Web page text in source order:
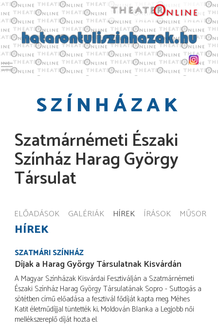
Toggle main menu visibility
SZÍNHÁZAK
Szatmárnémeti Északi
Színház Harag György
Társulat
ELŐADÁSOK GALÉRIÁK HÍREK ÍRÁSOK MŰSOR
HÍREK
SZATMÁRI SZÍNHÁZ
Díjak a Harag György Társulatnak Kisvárdán
A Magyar Színházak Kisvárdai Fesztiválján a Szatmárnémeti
Északi Színház Harag György Társulatának Sopro - Suttogás a
sötétben című előadása a fesztivál fődíját kapta meg. Méhes
Katit életműdíjjal tüntették ki, Moldován Blanka a Legjobb női
mellékszereplő díját hozta el.